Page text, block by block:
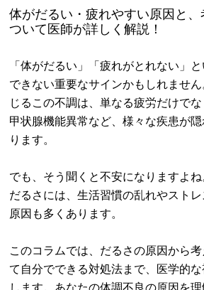
体がだるい・疲れやすい原因と
ついて医師が詳しく解説！
「体がだるい」「疲れがとれない」
できない重要なサインかもしれませ
じるこの不調は、単なる疲労だけでな
甲状腺機能異常など、様々な疾患が
ります。
でも、そう聞くと不安になりますよ
だるさには、生活習慣の乱れやスト
原因も多くあります。
このコラムでは、だるさの原因から
て自分でできる対処法まで、医学的
します。あなたの体調不良の原因を